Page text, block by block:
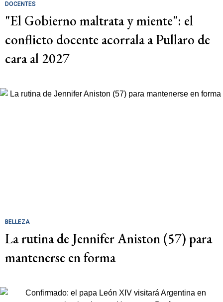
DOCENTES
"El Gobierno maltrata y miente": el
conflicto docente acorrala a Pullaro de
cara al 2027
BELLEZA
La rutina de Jennifer Aniston (57) para
mantenerse en forma